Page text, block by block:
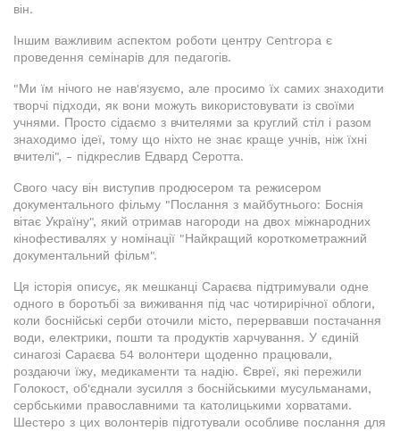
він.
Іншим важливим аспектом роботи центру Centropa є
проведення семінарів для педагогів.
"Ми їм нічого не нав'язуємо, але просимо їх самих знаходити
творчі підходи, як вони можуть використовувати із своїми
учнями. Просто сідаємо з вчителями за круглий стіл і разом
знаходимо ідеї, тому що ніхто не знає краще учнів, ніж їхні
вчителі", - підкреслив Едвард Серотта.
Свого часу він виступив продюсером та режисером
документального фільму "Послання з майбутнього: Боснія
вітає Україну", який отримав нагороди на двох міжнародних
кінофестивалях у номінації "Найкращий короткометражний
документальний фільм".
Ця історія описує, як мешканці Сараєва підтримували одне
одного в боротьбі за виживання під час чотирирічної облоги,
коли боснійські серби оточили місто, перервавши постачання
води, електрики, пошти та продуктів харчування. У єдиній
синагозі Сараєва 54 волонтери щоденно працювали,
роздаючи їжу, медикаменти та надію. Євреї, які пережили
Голокост, об'єднали зусилля з боснійськими мусульманами,
сербськими православними та католицькими хорватами.
Шестеро з цих волонтерів підготували особливе послання для